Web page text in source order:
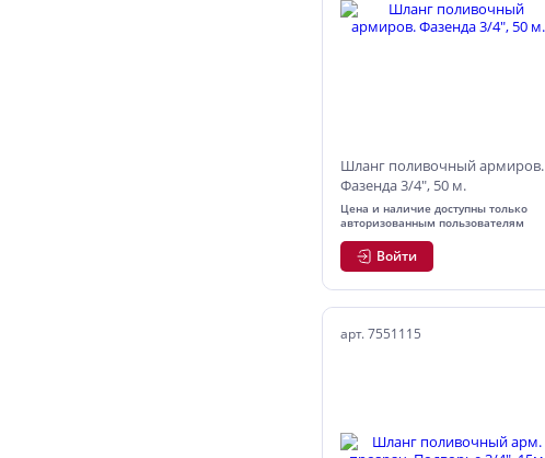
Шланг поливочный армиров.
Фазенда 3/4", 50 м.
Цена и наличие доступны только
авторизованным пользователям
Войти
арт. 7551115